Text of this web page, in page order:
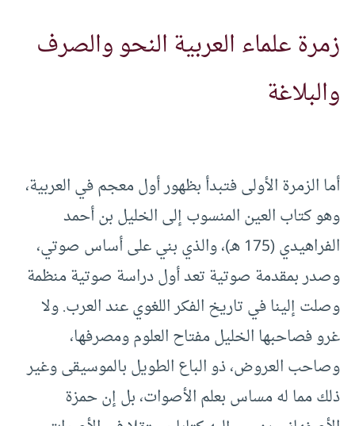
زمرة علماء العربية النحو والصرف
والبلاغة
أما الزمرة الأولى فتبدأ بظهور أول معجم في العربية،
وهو كتاب العين المنسوب إلى الخليل بن أحمد
الفراهيدي (175 هـ)، والذي بني على أساس صوتي،
وصدر بمقدمة صوتية تعد أول دراسة صوتية منظمة
وصلت إلينا في تاريخ الفكر اللغوي عند العرب. ولا
غرو فصاحبها الخليل مفتاح العلوم ومصرفها،
وصاحب العروض، ذو الباع الطويل بالموسيقى وغير
ذلك مما له مساس بعلم الأصوات، بل إن حمزة